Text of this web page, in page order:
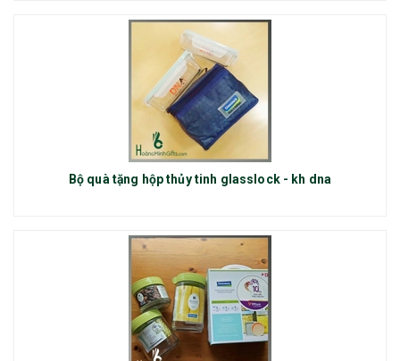
Bộ quà tặng hộp thủy tinh glasslock - kh dna